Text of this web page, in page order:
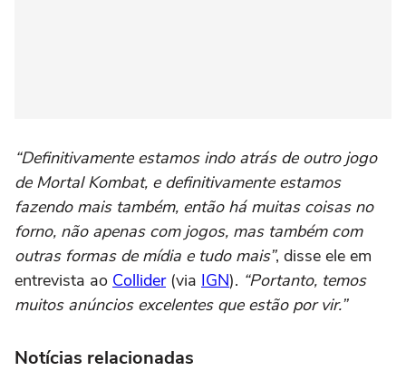
“Definitivamente estamos indo atrás de outro jogo
de Mortal Kombat, e definitivamente estamos
fazendo mais também, então há muitas coisas no
forno, não apenas com jogos, mas também com
outras formas de mídia e tudo mais”, disse ele em
entrevista ao Collider(via IGN). “Portanto, temos
muitos anúncios excelentes que estão por vir.”
Notícias relacionadas